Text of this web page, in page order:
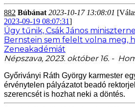
882 Búbánat 2023-10-17 13:08:01
2023-09-19 08:07:31]
Úgy tűnik, Csák János
Bernstein sem felelt volna meg,
Zeneakadémiát
Népszava, 2023. október 16. -
Győriványi Ráth György karmester
érvénytelen pályázatot beadó
szerencsét is hozhat neki a döntés.